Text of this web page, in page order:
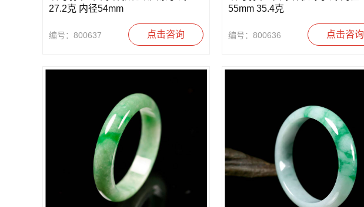
27.2克 内径54mm
编号：800637 点击咨询
55mm 35.4克
编号：800636 点击咨询